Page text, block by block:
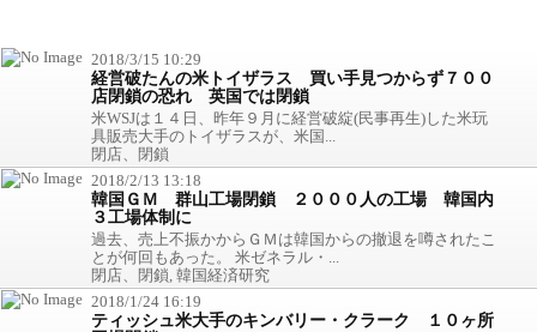
2018/3/15 10:29
経営破たんの米トイザラス 買い手見つからず７００
店閉鎖の恐れ 英国では閉鎖
米WSJは１４日、昨年９月に経営破綻(民事再生)した米玩
具販売大手のトイザラスが、米国...
閉店、閉鎖
2018/2/13 13:18
韓国ＧＭ 群山工場閉鎖 ２０００人の工場 韓国内
３工場体制に
過去、売上不振かからＧＭは韓国からの撤退を噂されたこ
とが何回もあった。 米ゼネラル・...
閉店、閉鎖, 韓国経済研究
2018/1/24 16:19
ティッシュ米大手のキンバリー・クラーク １０ヶ所